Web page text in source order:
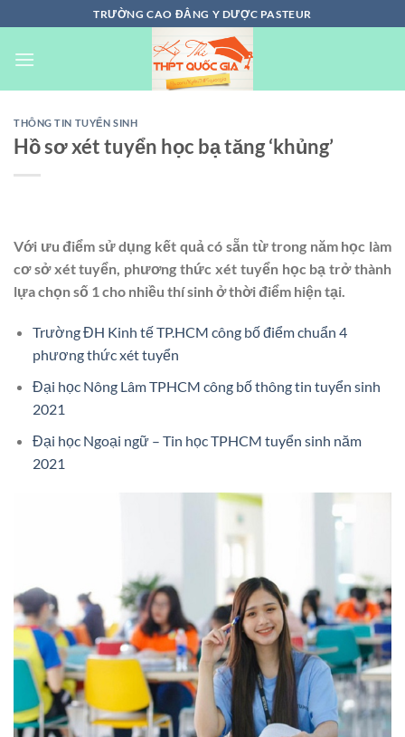
đến
nội
TRƯỜNG CAO ĐẲNG Y DƯỢC PASTEUR
THÔNG TIN TUYỂN SINH
Hồ sơ xét tuyển học bạ tăng ‘khủng’
Với ưu điểm sử dụng kết quả có sẵn từ trong năm học làm
cơ sở xét tuyển, phương thức xét tuyển học bạ trở thành
lựa chọn số 1 cho nhiều thí sinh ở thời điểm hiện tại.
Trường ĐH Kinh tế TP.HCM công bố điểm chuẩn 4
phương thức xét tuyển
Đại học Nông Lâm TPHCM công bố thông tin tuyển sinh
2021
Đại học Ngoại ngữ – Tin học TPHCM tuyển sinh năm
2021